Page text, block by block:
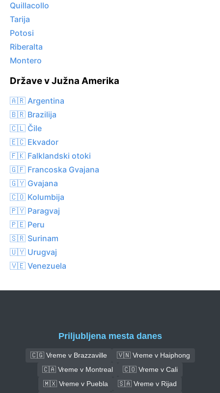
Quillacollo
Tarija
Potosi
Riberalta
Montero
Države v Južna Amerika
🇦🇷 Argentina
🇧🇷 Brazilija
🇨🇱 Čile
🇪🇨 Ekvador
🇫🇰 Falklandski otoki
🇬🇫 Francoska Gvajana
🇬🇾 Gvajana
🇨🇴 Kolumbija
🇵🇾 Paragvaj
🇵🇪 Peru
🇸🇷 Surinam
🇺🇾 Urugvaj
🇻🇪 Venezuela
Priljubljena mesta danes
🇨🇬 Vreme v Brazzaville
🇻🇳 Vreme v Haiphong
🇨🇦 Vreme v Montreal
🇨🇴 Vreme v Cali
🇲🇽 Vreme v Puebla
🇸🇦 Vreme v Rijad